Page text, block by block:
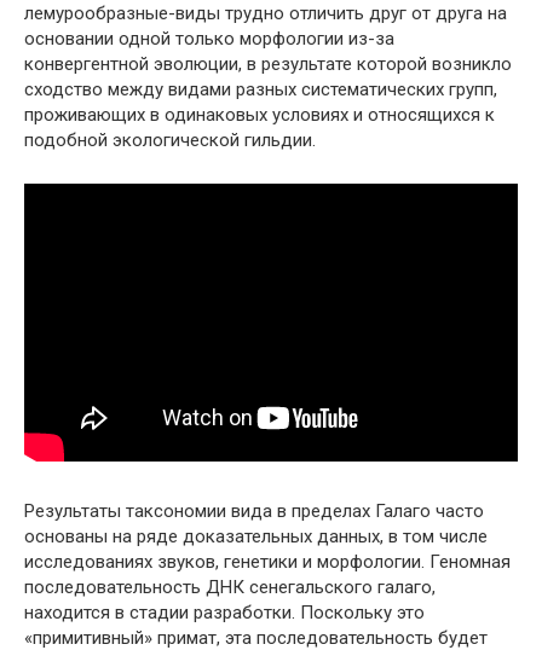
лемурообразные-виды трудно отличить друг от друга на
основании одной только морфологии из-за
конвергентной эволюции, в результате которой возникло
сходство между видами разных систематических групп,
проживающих в одинаковых условиях и относящихся к
подобной экологической гильдии.
Результаты таксономии вида в пределах Галаго часто
основаны на ряде доказательных данных, в том числе
исследованиях звуков, генетики и морфологии. Геномная
последовательность ДНК сенегальского галаго,
находится в стадии разработки. Поскольку это
«примитивный» примат, эта последовательность будет